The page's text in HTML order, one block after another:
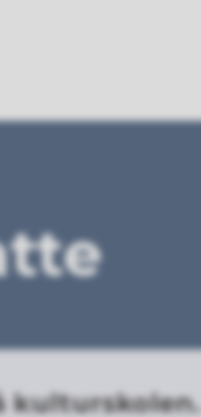
kulturskolen.